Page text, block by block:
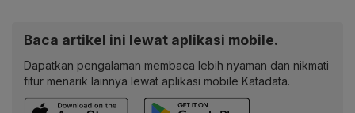
Baca artikel ini lewat aplikasi mobile.
Dapatkan pengalaman membaca lebih nyaman dan nikmati
fitur menarik lainnya lewat aplikasi mobile Katadata.